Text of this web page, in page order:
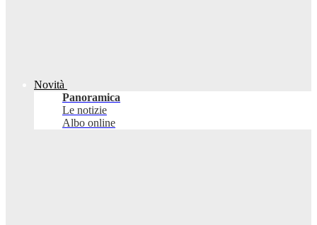
Novità
Panoramica
Le notizie
Albo online